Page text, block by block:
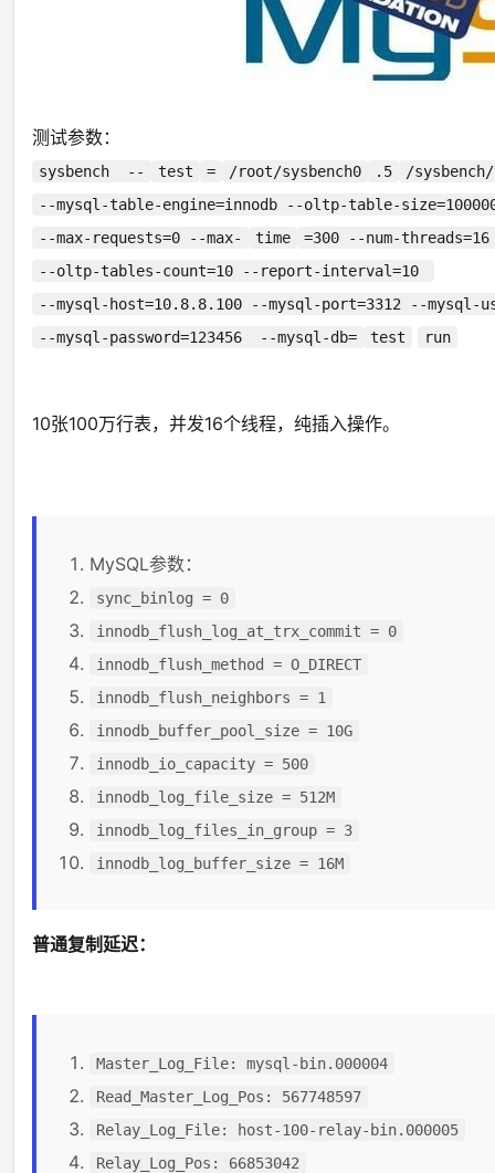
测试参数：
sysbench -- test = /root/sysbench0 .5
/
--mysql-table-engine=innodb --oltp-table-
--max-requests=0 --max-
time
=300 --num-
--oltp-tables-count=10 --report-interval=10
--mysql-host=10.8.8.100 --mysql-port=3312 --mysql-
--mysql-password=123456 --mysql-db=
test run
10张100万行表，并发16个线程，纯插入操作。
MySQL参数：
sync_binlog = 0
innodb_flush_log_at_trx_commit = 0
innodb_flush_method = O_DIRECT
innodb_flush_neighbors = 1
innodb_buffer_pool_size = 10G
innodb_io_capacity = 500
innodb_log_file_size = 512M
innodb_log_files_in_group = 3
innodb_log_buffer_size = 16M
普通复制延迟：
Master_Log_File: mysql-bin.000004
Read_Master_Log_Pos: 567748597
Relay_Log_File: host-100-relay-bin.000005
Relay_Log_Pos: 66853042